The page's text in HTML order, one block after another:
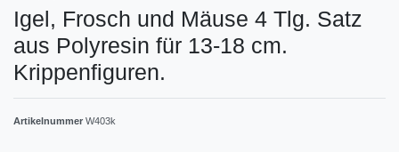
Igel, Frosch und Mäuse 4 Tlg. Satz
aus Polyresin für 13-18 cm.
Krippenfiguren.
Artikelnummer W403k